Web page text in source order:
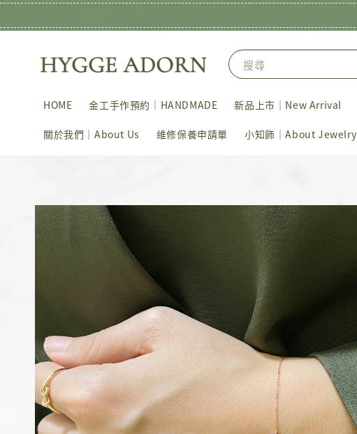
搜尋
HOME 金工手作預約｜HANDMADE 新品上市｜New Arrival
關於我們｜About Us 維修保養申請單 小知飾｜About Jewelry